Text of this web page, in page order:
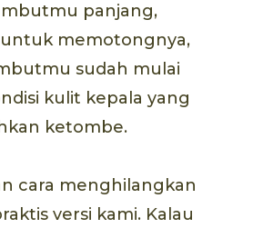
panjang,
memotongnya,
sudah mulai
kulit kepala yang
ketombe.
cara menghilangkan
versi kami. Kalau